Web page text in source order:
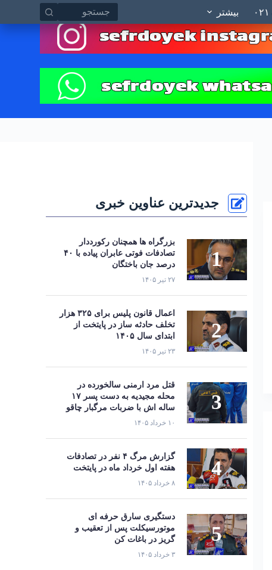
ر
برچسب ها ارتباط با صفر دو یک ۰۲۱ نقشه سایت بیشتر
جدیدترین عناوین خبری
بزرگراه‌ ها همچنان رکورددار
تصادفات فوتی عابران پیاده با ۴۰
درصد جان‌ باختگان
۲۷ تیر ۱۴۰۵
اعمال قانون پلیس برای ۳۲۵ هزار
تخلف حادثه ساز در پایتخت از
ابتدای سال ۱۴۰۵
۲۳ تیر ۱۴۰۵
قتل مرد ارمنی سالخورده در
محله مجیدیه به دست پسر ۱۷
ساله اش با ضربات مرگبار چاقو
۱۰ خرداد ۱۴۰۵
گزارش مرگ ۴ نفر در تصادفات
هفته اول خرداد ماه در پایتخت
۸ خرداد ۱۴۰۵
دستگیری سارق حرفه‌ ای
موتورسیکلت پس از تعقیب و
گریز در باغات کن
۳ خرداد ۱۴۰۵